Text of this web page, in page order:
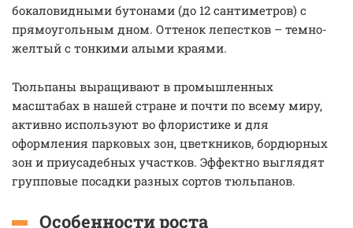
бокаловидными бутонами (до 12 сантиметров) с
прямоугольным дном. Оттенок лепестков – темно-
желтый с тонкими алыми краями.
Тюльпаны выращивают в промышленных
масштабах в нашей стране и почти по всему миру,
активно используют во флористике и для
оформления парковых зон, цветкников, бордюрных
зон и приусадебных участков. Эффектно выглядят
групповые посадки разных сортов тюльпанов.
Особенности роста